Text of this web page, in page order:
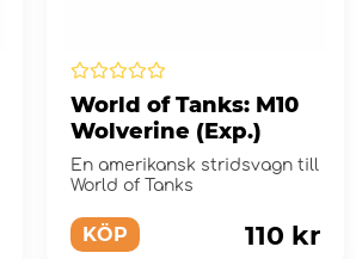
World of Tanks: M10
Wolverine (Exp.)
En amerikansk stridsvagn till
World of Tanks
KÖP 110 kr